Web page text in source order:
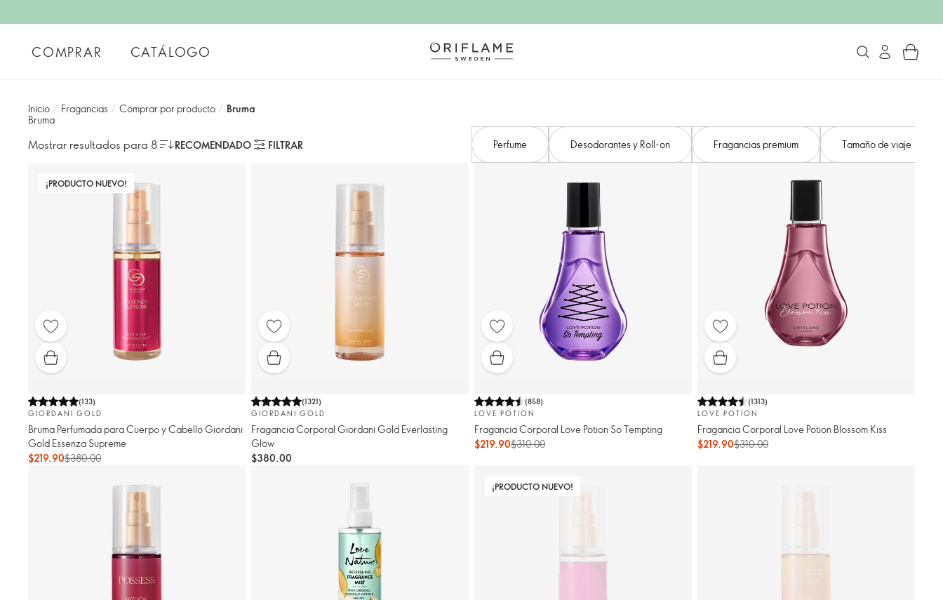
COMPRAR CATÁLOGO
Inicio / Fragancias / Comprar por producto / Bruma
Bruma
Mostrar resultados para 8 RECOMENDADO FILTRAR Perfume Desodorantes y Roll-on Fragancias premium Tamaño de viaje
¡PRODUCTO NUEVO!
(133)
GIORDANI GOLD
Bruma Perfumada para Cuerpo y Cabello Giordani
Gold Essenza Supreme
$219.90$380.00
(1321)
GIORDANI GOLD
Fragancia Corporal Giordani Gold Everlasting
Glow
$380.00
(858)
LOVE POTION
Fragancia Corporal Love Potion So Tempting
$219.90$310.00
(1313)
LOVE POTION
Fragancia Corporal Love Potion Blossom Kiss
$219.90$310.00
¡PRODUCTO NUEVO!